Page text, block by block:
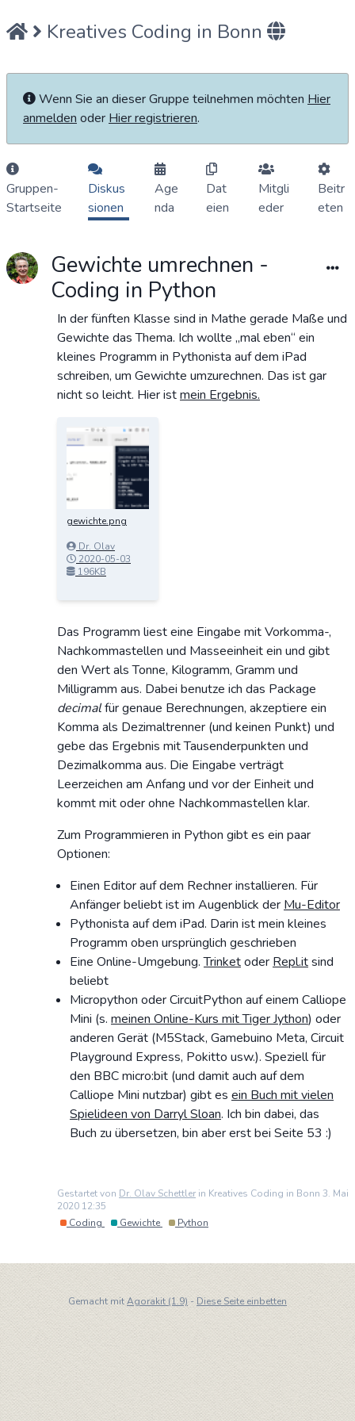
Kreatives Coding in Bonn
Wenn Sie an dieser Gruppe teilnehmen möchten Hier
anmelden oder Hier registrieren.
Gruppen-
Startseite
Diskus
sionen
Age
nda
Dat
eien
Mitgli
eder
Beitr
eten
Gewichte umrechnen -
Coding in Python
In der fünften Klasse sind in Mathe gerade Maße und
Gewichte das Thema. Ich wollte „mal eben“ ein
kleines Programm in Pythonista auf dem iPad
schreiben, um Gewichte umzurechnen. Das ist gar
nicht so leicht. Hier istmein Ergebnis.
gewichte.png
Dr. Olav
Schettler
2020-05-03
13:24:07
196KB
Das Programm liest eine Eingabe mit Vorkomma-,
Nachkommastellen und Masseeinheit ein und gibt
den Wert als Tonne, Kilogramm, Gramm und
Milligramm aus. Dabei benutze ich das Package
decimalfür genaue Berechnungen, akzeptiere ein
Komma als Dezimaltrenner (und keinen Punkt) und
gebe das Ergebnis mit Tausenderpunkten und
Dezimalkomma aus. Die Eingabe verträgt
Leerzeichen am Anfang und vor der Einheit und
kommt mit oder ohne Nachkommastellen klar.
Zum Programmieren in Python gibt es ein paar
Optionen:
Einen Editor auf dem Rechner installieren. Für
Anfänger beliebt ist im Augenblick der Mu-Editor
Pythonista auf dem iPad. Darin ist mein kleines
Programm oben ursprünglich geschrieben
Eine Online-Umgebung.Trinketoder Repl.itsind
beliebt
Micropython oder CircuitPython auf einem Calliope
Mini (s. meinen Online-Kurs mit Tiger Jython) oder
anderen Gerät (M5Stack, Gamebuino Meta, Circuit
Playground Express, Pokitto usw.). Speziell für
den BBC micro:bit (und damit auch auf dem
Calliope Mini nutzbar) gibt es ein Buch mit vielen
Spielideen von Darryl Sloan. Ich bin dabei, das
Buch zu übersetzen, bin aber erst bei Seite 53 :)
Gestartet von Dr. Olav Schettler in Kreatives Coding in Bonn 3. Mai
2020 12:35
Coding
Gewichte Python
Gemacht mitAgorakit (1.9) - Diese Seite einbetten